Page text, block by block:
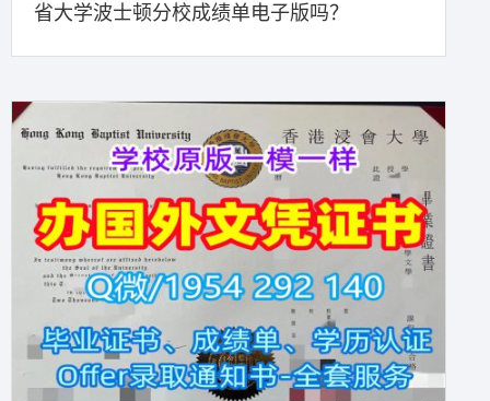
省大学波士顿分校成绩单电子版吗？